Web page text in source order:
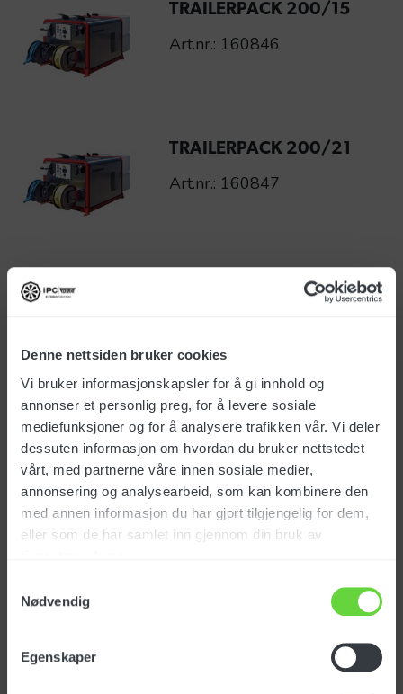
Denne nettsiden bruker cookies
Vi bruker informasjonskapsler for å gi innhold og
annonser et personlig preg, for å levere sosiale
mediefunksjoner og for å analysere trafikken vår. Vi deler
dessuten informasjon om hvordan du bruker nettstedet
vårt, med partnerne våre innen sosiale medier,
annonsering og analysearbeid, som kan kombinere den
med annen informasjon du har gjort tilgjengelig for dem,
eller som de har samlet inn gjennom din bruk av
Nødvendig
Egenskaper
TRAILERPACK 200/15
Art.nr.: 160846
TRAILERPACK 200/21
Art.nr.: 160847
TRAILERPACK 350/15
TRAILERPACK 350/18
Art.nr.: 160849